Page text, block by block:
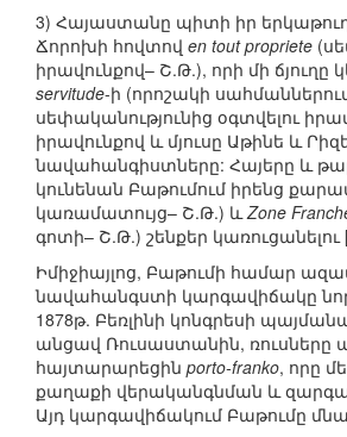
3) Հայաստանը պիտի իր
Ճորոխի հովտով en tout propriete
իրավունքով– Շ.Թ.), որի մի ճյուղը
servitude-ի (որոշակի
սեփականությունից օգտվելու
իրավունքով և մյուսը Աթինե և
նավահանգիստները: Հայերը և
կունենան Բաթումում իրենց
կառամատույց– Շ.Թ.) ևZone
գոտի– Շ.Թ.) շենքեր կառուցանելու
Իմիջիայլոց, Բաթումի համար
նավահանգստի կարգավիճակը
1878թ. Բեռլինի կոնգրեսի
անցավ Ռուսաստանին, ռուսները
հայտարարեցին porto-franko, որը
քաղաքի վերականգնման և
Այդ կարգավիճակում Բաթումը